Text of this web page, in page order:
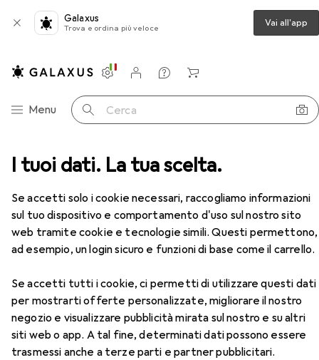
I tuoi dati. La tua scelta.
Se accetti solo i cookie necessari, raccogliamo informazioni
sul tuo dispositivo e comportamento d'uso sul nostro sito
web tramite cookie e tecnologie simili. Questi permettono,
ad esempio, un login sicuro e funzioni di base come il carrello.
Se accetti tutti i cookie, ci permetti di utilizzare questi dati
per mostrarti offerte personalizzate, migliorare il nostro
negozio e visualizzare pubblicità mirata sul nostro e su altri
siti web o app. A tal fine, determinati dati possono essere
trasmessi anche a terze parti e partner pubblicitari.
Galaxus
Trova e ordina più veloce Vai all'app
Categoria Navigazione
Menu Cerca
Impostazioni
Conto cliente
Liste di confronto
Liste dei desideri
Carrello
a bussola + esagonale Koken Chiave a brugola
EUR
15,90
Koken Chiave a brugola
27 mm
Accessori per Koken Chiave a
brugola
Qui trovi accessori adatti per il prodotto Koken Chiave a